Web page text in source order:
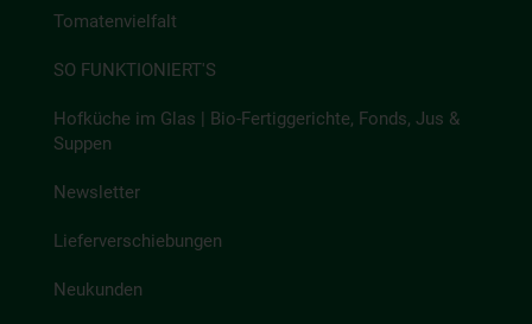
Tomatenvielfalt
SO FUNKTIONIERT'S
Hofküche im Glas | Bio-Fertiggerichte, Fonds, Jus &
Suppen
Newsletter
Lieferverschiebungen
Neukunden